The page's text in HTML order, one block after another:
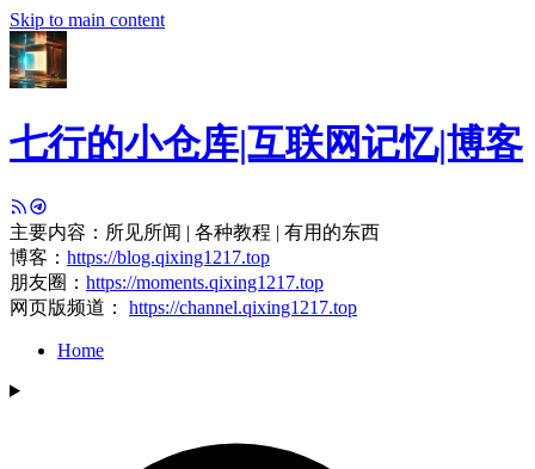
Skip to main content
七行的小仓库|互联网记忆|博客
主要内容：所见所闻 | 各种教程 | 有用的东西
博客： https://blog.qixing1217.top
朋友圈： https://moments.qixing1217.top
网页版频道： https://channel.qixing1217.top
Home